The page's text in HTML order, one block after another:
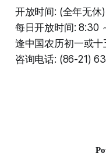
开放时间: (全年无休)
每日开放时间: 8:30
逢中国农历初一或
咨询电话: (86-21)